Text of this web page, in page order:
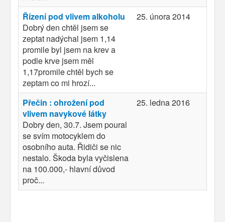
Řízení pod vlivem alkoholu
Dobrý den chtěl jsem se
zeptat nadýchal jsem 1,14
promile byl jsem na krev a
podle krve jsem měl
1,17promile chtěl bych se
zeptam co mi hrozí...
25. února 2014
Přečin : ohrožení pod
vlivem navykové látky
Dobry den, 30.7. Jsem poural
se svím motocyklem do
osobního auta. Řidiči se nic
nestalo. Škoda byla vyčislena
na 100.000,- hlavní důvod
proč...
25. ledna 2016